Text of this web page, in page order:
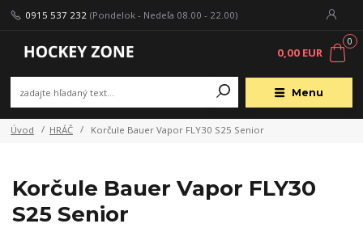
Menu
0915 537 232 (Pondelok - Nedeľa 08.00 - 22.00)
0
0,00 EUR
Úvod HRÁČ Korčule Bauer Vapor FLY30 S25 Senior
Korčule Bauer Vapor FLY30
S25 Senior